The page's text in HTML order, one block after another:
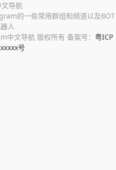
文导航
的一些常用群组和频道以及BOT
人
文导航 版权所有 备案号： 粤ICP
号